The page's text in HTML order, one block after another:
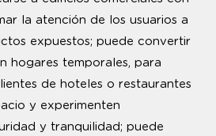
la atención de los usuarios a
expuestos; puede convertir
hogares temporales, para
de hoteles o restaurantes
y experimenten
y tranquilidad; puede